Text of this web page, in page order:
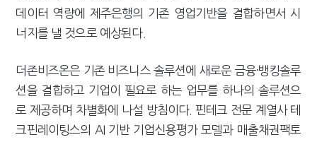
데이터 역량에 제주은행의 기존 영업기반을 결합하면서 시
너지를 낼 것으로 예상된다.
더존비즈온은 기존 비즈니스 솔루션에 새로운 금융·뱅킹솔루
션을 결합하고 기업이 필요로 하는 업무를 하나의 솔루션으
로 제공하며 차별화에 나설 방침이다. 핀테크 전문 계열사 테
크핀레이팅스의 AI 기반 기업신용평가 모델과 매출채권팩토